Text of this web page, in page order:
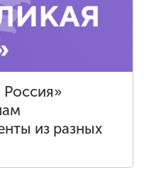
из разных